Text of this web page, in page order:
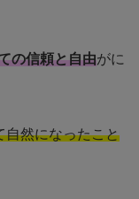
の信頼と自由がに
自然になったこと